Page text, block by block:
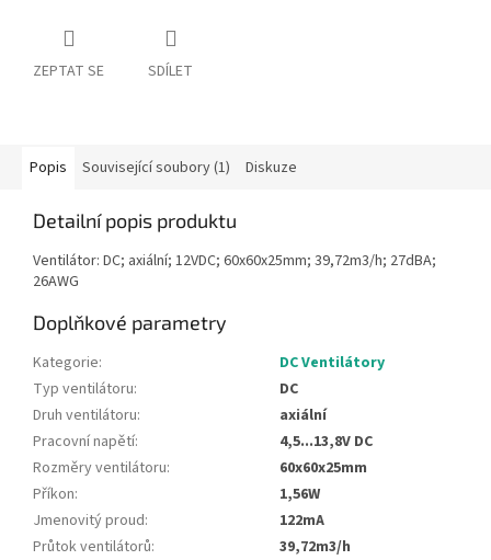
ZEPTAT SE SDÍLET
Popis Související soubory (1) Diskuze
Detailní popis produktu
Ventilátor: DC; axiální; 12VDC; 60x60x25mm; 39,72m3/h; 27dBA;
26AWG
Doplňkové parametry
Kategorie:
DC Ventilátory
Typ ventilátoru:
DC
Druh ventilátoru:
axiální
Pracovní napětí:
4,5...13,8V DC
Rozměry ventilátoru:
60x60x25mm
Příkon:
1,56W
Jmenovitý proud:
122mA
Průtok ventilátorů:
39,72m3/h